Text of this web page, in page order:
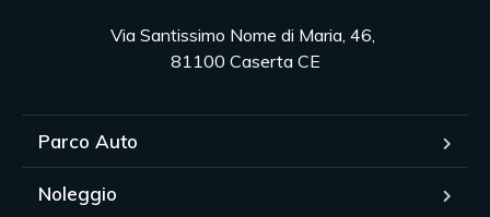
Via Santissimo Nome di Maria, 46,
81100 Caserta CE
Parco Auto
Noleggio